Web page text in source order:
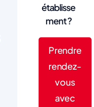
établisse
ment ?
Prendre
rendez-
vous
avec